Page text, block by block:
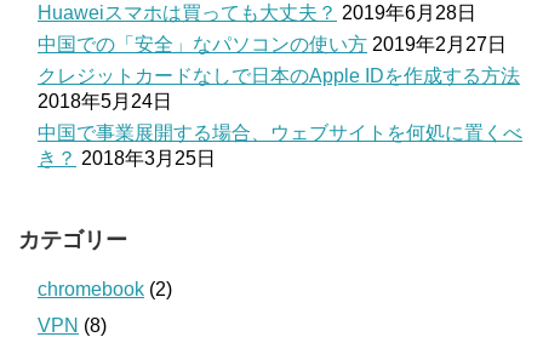
Huaweiスマホは買っても大丈夫？ 2019年6月28日
中国での「安全」なパソコンの使い方 2019年2月27日
クレジットカードなしで日本のApple IDを作成する方法
2018年5月24日
中国で事業展開する場合、ウェブサイトを何処に置くべ
き？ 2018年3月25日
カテゴリー
chromebook (2)
VPN (8)